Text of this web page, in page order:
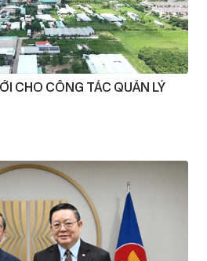
CHO CÔNG TÁC QUẢN LÝ